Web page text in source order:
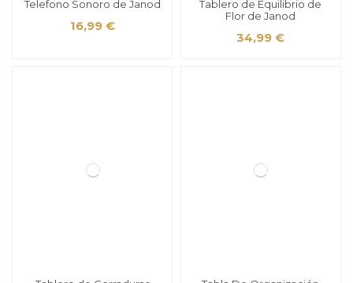
Telefono Sonoro de Janod
16,99 €
Tablero de Equilibrio de
Flor de Janod
34,99 €